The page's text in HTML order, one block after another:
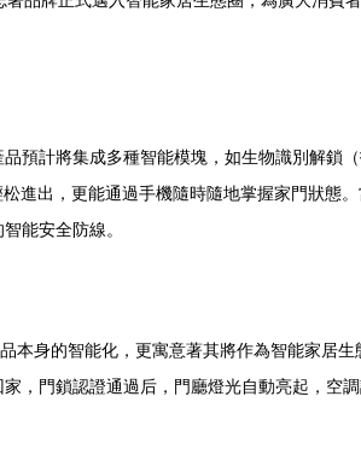
預計將集成多種智能模塊，如生物識別解鎖（
進出，更能通過手機隨時隨地掌握家門狀態
能安全防線。
本身的智能化，更寓意著其將作為智能家居
，門鎖認證通過后，門廳燈光自動亮起，空